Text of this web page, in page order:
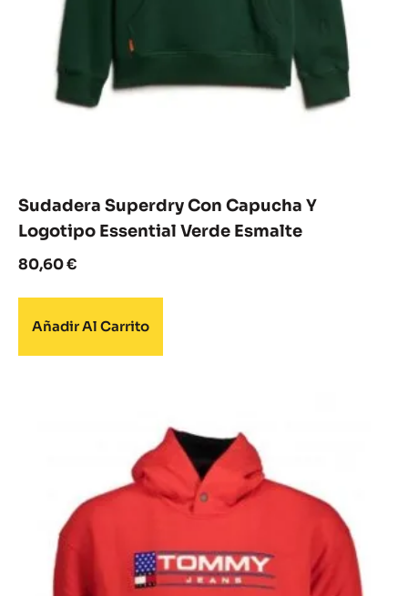
Sudadera Superdry Con Capucha Y
Logotipo Essential Verde Esmalte
80,60€
Añadir Al Carrito